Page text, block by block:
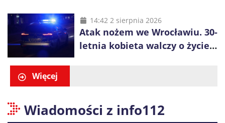
14:42 2 sierpnia 2026
Atak nożem we Wrocławiu. 30-
letnia kobieta walczy o życie,
Więcej
Wiadomości z info112